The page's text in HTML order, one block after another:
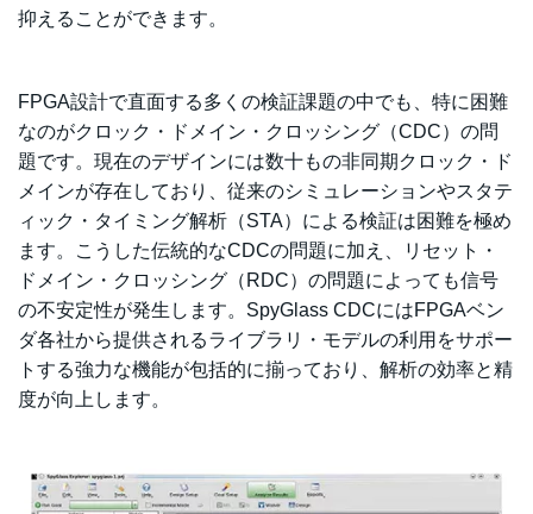
抑えることができます。
FPGA設計で直面する多くの検証課題の中でも、特に困難
なのがクロック・ドメイン・クロッシング（CDC）の問
題です。現在のデザインには数十もの非同期クロック・ド
メインが存在しており、従来のシミュレーションやスタテ
ィック・タイミング解析（STA）による検証は困難を極め
ます。こうした伝統的なCDCの問題に加え、リセット・
ドメイン・クロッシング（RDC）の問題によっても信号
の不安定性が発生します。SpyGlass CDCにはFPGAベン
ダ各社から提供されるライブラリ・モデルの利用をサポー
トする強力な機能が包括的に揃っており、解析の効率と精
度が向上します。